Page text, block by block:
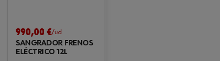
990,00 €/ud
SANGRADOR FRENOS
ELÉCTRICO 12L